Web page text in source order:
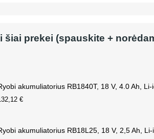
šiai prekei (spauskite +
akumuliatorius RB1840T, 18 V, 4.0 Ah, Li-
€
akumuliatorius RB18L25, 18 V, 2,5 Ah, Li-